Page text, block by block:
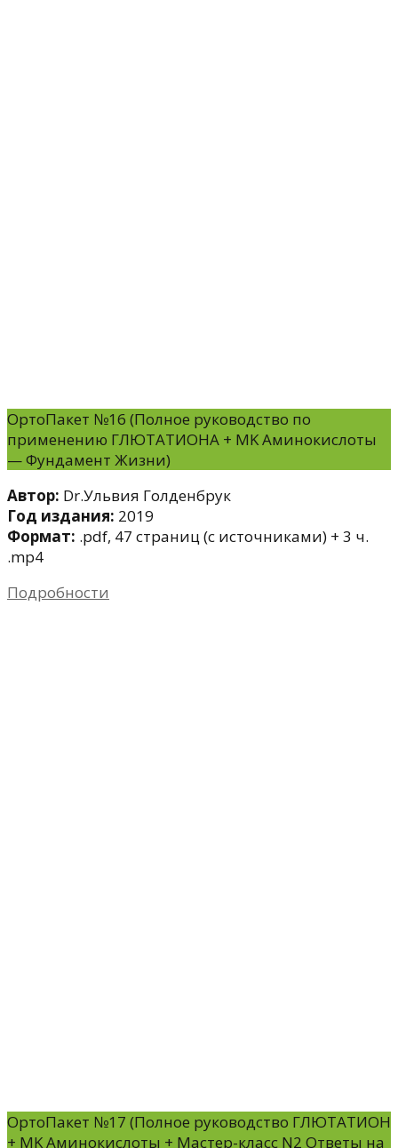
ОртоПакет №16 (Полное руководство по
применению ГЛЮТАТИОНА + МK Аминокислоты
— Фундамент Жизни)
Автор: Dr.Ульвия Голденбрук
Год издания: 2019
Формат: .pdf, 47 страниц (с источниками) + 3 ч.
.mp4
Подробности
ОртоПакет №17 (Полное руководство ГЛЮТАТИОН
+ МK Аминокислоты + Мастер-класс N2 Ответы на